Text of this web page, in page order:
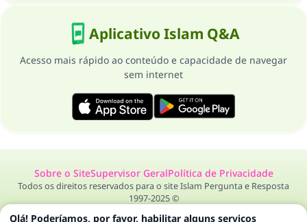
Aplicativo Islam Q&A
Acesso mais rápido ao conteúdo e capacidade de navegar
sem internet
Sobre o SiteSupervisor GeralPolítica de Privacidade
Todos os direitos reservados para o site Islam Pergunta e Resposta
1997-2025 ©
Olá! Poderíamos, por favor, habilitar alguns serviços